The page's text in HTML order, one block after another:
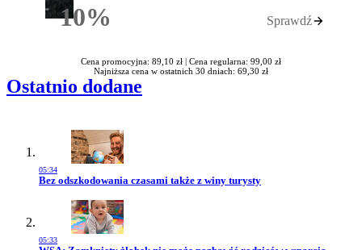
10%Rabatu Sprawdź
Cena promocyjna: 89,10 zł | Cena regularna: 99,00 zł
Najniższa cena w ostatnich 30 dniach: 69,30 zł
Ostatnio dodane
05:34
Przejdź do artykułu:
Bez odszkodowania czasami także z winy turysty
05:33